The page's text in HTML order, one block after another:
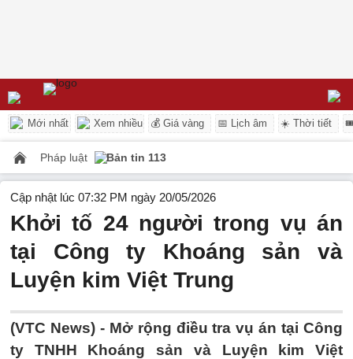
Mới nhất Xem nhiều 💰 Giá vàng 📅 Lịch âm ☀️ Thời tiết
Pháp luật Bản tin 113
Cập nhật lúc 07:32 PM ngày 20/05/2026
Khởi tố 24 người trong vụ án
tại Công ty Khoáng sản và
Luyện kim Việt Trung
(VTC News) - Mở rộng điều tra vụ án tại Công
ty TNHH Khoáng sản và Luyện kim Việt